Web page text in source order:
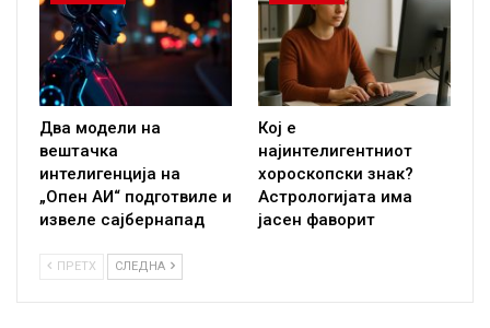
Два модели на
вештачка
интелигенција на
„Опен АИ“ подготвиле и
извеле сајбернапад
Кој е
најинтелигентниот
хороскопски знак?
Астрологијата има
јасен фаворит
ПРЕТХ СЛЕДНА